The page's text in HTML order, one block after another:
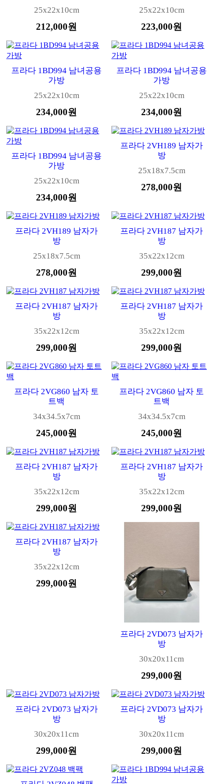
25x22x10cm
212,000원
25x22x10cm
223,000원
프라다 1BD994 남녀공용
가방
25x22x10cm
234,000원
프라다 1BD994 남녀공용
가방
25x22x10cm
234,000원
프라다 1BD994 남녀공용
가방
25x22x10cm
234,000원
프라다 2VH189 남자가
방
25x18x7.5cm
278,000원
프라다 2VH189 남자가
방
25x18x7.5cm
278,000원
프라다 2VH187 남자가
방
35x22x12cm
299,000원
프라다 2VH187 남자가
방
35x22x12cm
299,000원
프라다 2VH187 남자가
방
35x22x12cm
299,000원
프라다 2VG860 남자 토
트백
34x34.5x7cm
245,000원
프라다 2VG860 남자 토
트백
34x34.5x7cm
245,000원
프라다 2VH187 남자가
방
35x22x12cm
299,000원
프라다 2VH187 남자가
방
35x22x12cm
299,000원
프라다 2VH187 남자가
방
35x22x12cm
299,000원
프라다 2VD073 남자가
방
30x20x11cm
299,000원
프라다 2VD073 남자가
방
30x20x11cm
299,000원
프라다 2VD073 남자가
방
30x20x11cm
299,000원